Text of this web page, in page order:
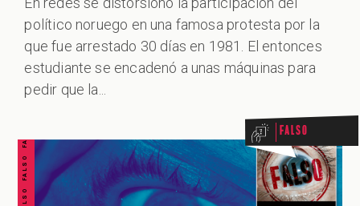
político noruego en una famosa protesta por la
que fue arrestado 30 días en 1981. El entonces
estudiante se encadenó a unas máquinas para
pedir que la...
Falso